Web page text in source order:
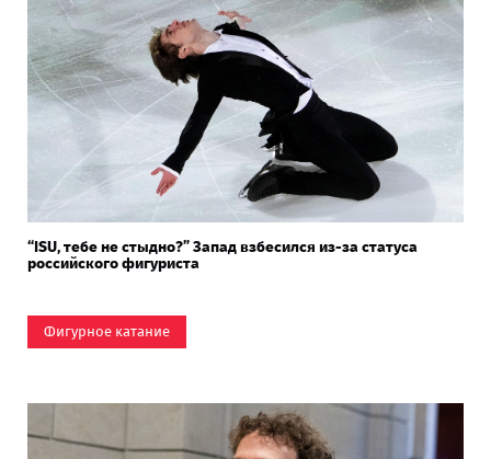
“ISU, тебе не стыдно?” Запад взбесился из-за статуса
российского фигуриста
Фигурное катание